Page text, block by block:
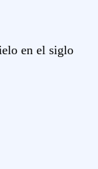
en el siglo